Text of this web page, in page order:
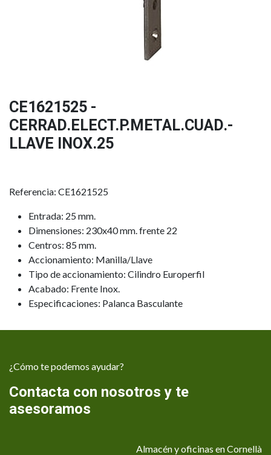
CE1621525 -
CERRAD.ELECT.P.METAL.CUAD.-
LLAVE INOX.25
Referencia: CE1621525
Entrada: 25 mm.
Dimensiones: 230x40 mm. frente 22
Centros: 85 mm.
Accionamiento: Manilla/Llave
Tipo de accionamiento: Cilindro Europerfil
Acabado: Frente Inox.
Especificaciones: Palanca Basculante
¿Cómo te podemos ayudar?
Contacta con nosotros y te
asesoramos
Almacén y oficinas en Cornellà